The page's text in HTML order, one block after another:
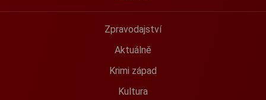
Zpravodajství
Aktuálně
Krimi západ
Kultura